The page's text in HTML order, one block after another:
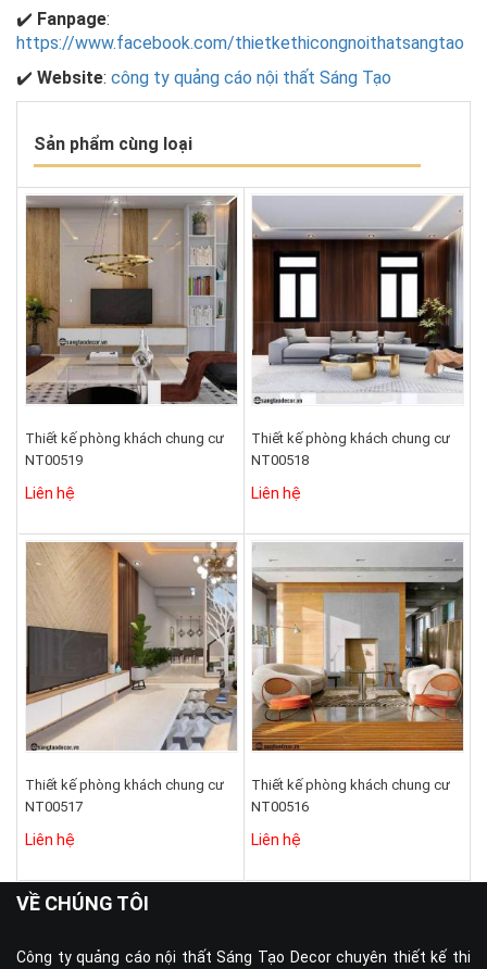
✔️ Fanpage:
https://www.facebook.com/thietkethicongnoithatsangtao
✔️ Website: công ty quảng cáo nội thất Sáng Tạo
Sản phẩm cùng loại
Thiết kế phòng khách chung cư
NT00519
Liên hệ
Thiết kế phòng khách chung cư
NT00518
Liên hệ
Thiết kế phòng khách chung cư
NT00517
Liên hệ
Thiết kế phòng khách chung cư
NT00516
Liên hệ
VỀ CHÚNG TÔI
Công ty quảng cáo nội thất Sáng Tạo Decor chuyên thiết kế thi